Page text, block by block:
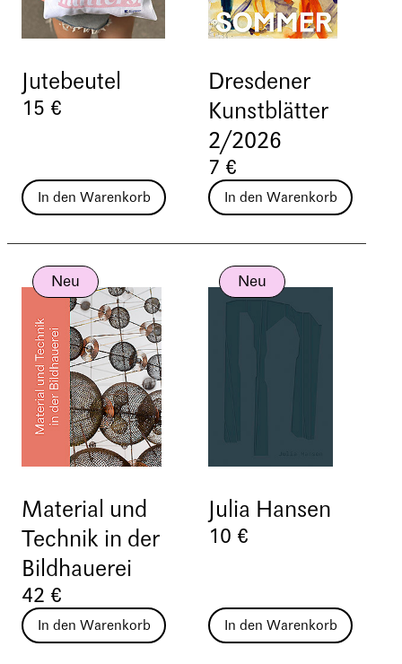
Jutebeutel
15 €
In den Warenkorb
Dresdener
Kunstblätter
2/2026
7 €
In den Warenkorb
Material und
Technik in der
Bildhauerei
Neu
42 €
In den Warenkorb
Julia Hansen
Neu
10 €
In den Warenkorb